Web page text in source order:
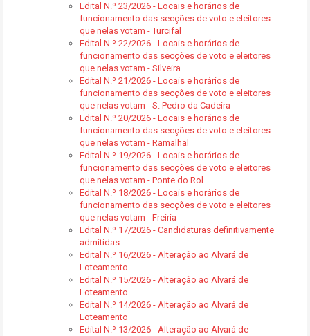
Edital N.º 23/2026 - Locais e horários de
funcionamento das secções de voto e eleitores
que nelas votam - Turcifal
Edital N.º 22/2026 - Locais e horários de
funcionamento das secções de voto e eleitores
que nelas votam - Silveira
Edital N.º 21/2026 - Locais e horários de
funcionamento das secções de voto e eleitores
que nelas votam - S. Pedro da Cadeira
Edital N.º 20/2026 - Locais e horários de
funcionamento das secções de voto e eleitores
que nelas votam - Ramalhal
Edital N.º 19/2026 - Locais e horários de
funcionamento das secções de voto e eleitores
que nelas votam - Ponte do Rol
Edital N.º 18/2026 - Locais e horários de
funcionamento das secções de voto e eleitores
que nelas votam - Freiria
Edital N.º 17/2026 - Candidaturas definitivamente
admitidas
Edital N.º 16/2026 - Alteração ao Alvará de
Loteamento
Edital N.º 15/2026 - Alteração ao Alvará de
Loteamento
Edital N.º 14/2026 - Alteração ao Alvará de
Loteamento
Edital N.º 13/2026 - Alteração ao Alvará de